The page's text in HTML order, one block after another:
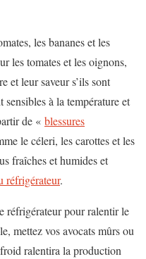
les bananes et les
les tomates et les oignons,
et leur saveur s’ils sont
sensibles à la température et
de « blessures
le céleri, les carottes et les
fraîches et humides et
réfrigérateur.
réfrigérateur pour ralentir le
mettez vos avocats mûrs ou
ralentira la production